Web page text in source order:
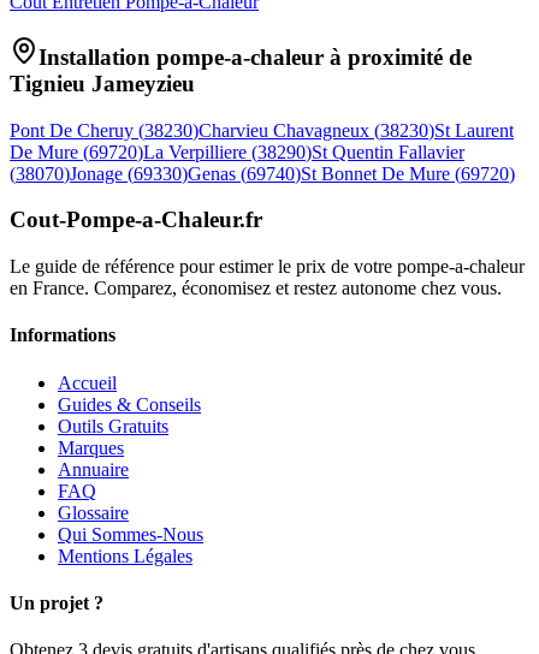
Installation pompe-a-chaleur à proximité de
Tignieu Jameyzieu
Pont De Cheruy (38230)Charvieu Chavagneux (38230)St Laurent
De Mure (69720)La Verpilliere (38290)St Quentin Fallavier
(38070)Jonage (69330)Genas (69740)St Bonnet De Mure (69720)
Cout-Pompe-a-Chaleur.fr
Le guide de référence pour estimer le prix de votre pompe-a-chaleur
en France. Comparez, économisez et restez autonome chez vous.
Informations
Accueil
Guides & Conseils
Outils Gratuits
Marques
Annuaire
FAQ
Glossaire
Qui Sommes-Nous
Mentions Légales
Un projet ?
Obtenez 3 devis gratuits d'artisans qualifiés près de chez vous.